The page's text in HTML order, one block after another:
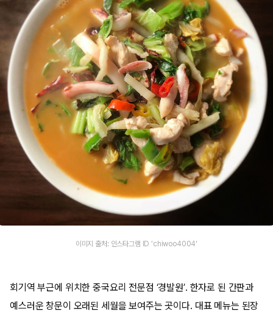
이미지 출처: 인스타그램 ID 'chiwoo4004'
회기역 부근에 위치한 중국요리 전문점 ‘경발원’. 한자로 된 간판과
예스러운 창문이 오래된 세월을 보여주는 곳이다. 대표 메뉴는 된장